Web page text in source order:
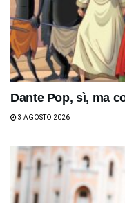
Dante Pop, sì, ma
3 AGOSTO 2026